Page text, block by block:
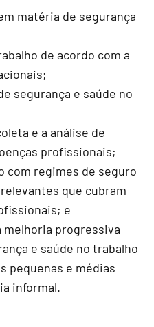
matéria de segurança
de acordo com a
segurança e saúde no
e a análise de
profissionais;
com regimes de seguro
que cubram
e
melhoria progressiva
e saúde no trabalho
pequenas e médias
informal.